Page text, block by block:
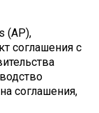
(AP),
соглашения с
соглашения,